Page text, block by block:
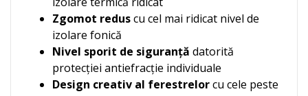
Zgomot reduscu cel mai ridicat nivel de
izolare fonică
Nivel sporit de siguranţă datorită
protecţiei antiefracţie individuale
Design creativ al ferestrelorcu cele peste